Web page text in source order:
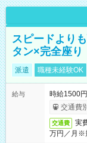
スピードより
タン×完全座り
派遣 職種未経験OK
給与
時給1500円
交通費
交通費
実
万円／月※